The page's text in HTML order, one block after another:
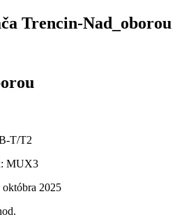
Trencin-Nad_oborou
T/T2
MUX3
2025